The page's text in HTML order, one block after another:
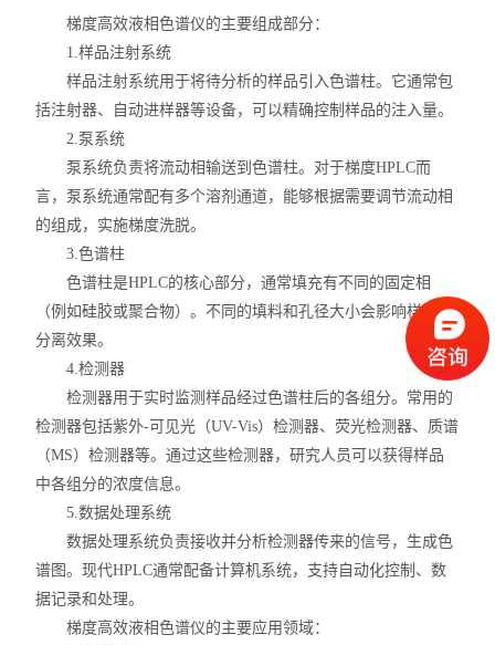
梯度高效液相色谱仪的主要组成部分：
1.样品注射系统
样品注射系统用于将待分析的样品引入色谱柱。它通常包
括注射器、自动进样器等设备，可以精确控制样品的注入量。
2.泵系统
泵系统负责将流动相输送到色谱柱。对于梯度HPLC而
言，泵系统通常配有多个溶剂通道，能够根据需要调节流动相
的组成，实施梯度洗脱。
3.色谱柱
色谱柱是HPLC的核心部分，通常填充有不同的固定相
（例如硅胶或聚合物）。不同的填料和孔径大小会影响样品的
分离效果。
4.检测器
检测器用于实时监测样品经过色谱柱后的各组分。常用的
检测器包括紫外-可见光（UV-Vis）检测器、荧光检测器、质谱
（MS）检测器等。通过这些检测器，研究人员可以获得样品
中各组分的浓度信息。
5.数据处理系统
数据处理系统负责接收并分析检测器传来的信号，生成色
谱图。现代HPLC通常配备计算机系统，支持自动化控制、数
据记录和处理。
梯度高效液相色谱仪的主要应用领域：